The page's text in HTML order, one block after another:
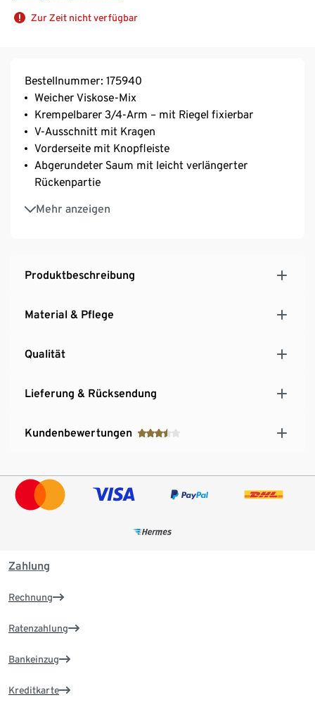
Zur Zeit nicht verfügbar
Bestellnummer: 175940
Weicher Viskose-Mix
Krempelbarer 3/4-Arm – mit Riegel fixierbar
V-Ausschnitt mit Kragen
Vorderseite mit Knopfleiste
Abgerundeter Saum mit leicht verlängerter
Rückenpartie
Mehr anzeigen
Schulterpasse mit Kellerfalte
Produktbeschreibung
Material & Pflege
Qualität
Lieferung & Rücksendung
Kundenbewertungen
Zahlung
Rechnung
Ratenzahlung
Bankeinzug
Kreditkarte